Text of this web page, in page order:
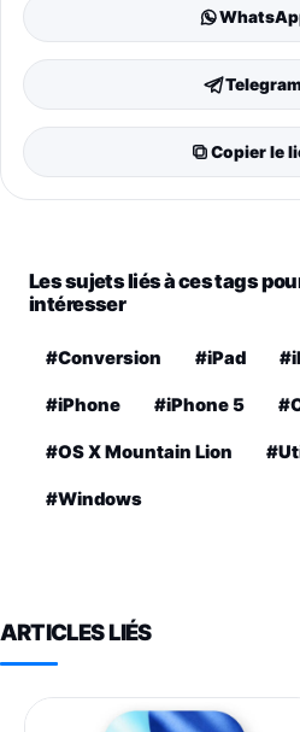
Copier le
Les sujets liés à ces tags
intéresser
#Conversion #iPad
#iPhone #iPhone 5
#OS X Mountain Lion
#Windows
ARTICLES LIÉS